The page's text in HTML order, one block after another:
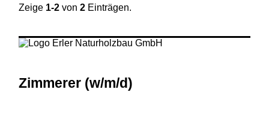
Zeige 1-2 von2 Einträgen.
Zimmerer (w/m/d)